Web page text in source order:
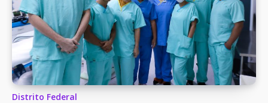
Distrito Federal